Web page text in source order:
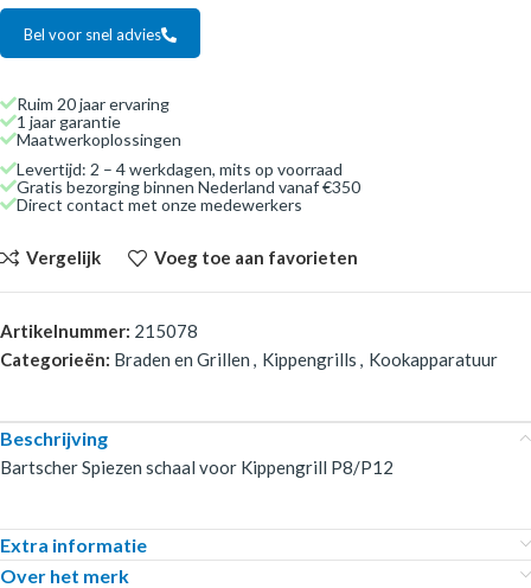
Bel voor snel advies
Ruim 20 jaar ervaring
1 jaar garantie
Maatwerkoplossingen
Levertijd: 2 – 4 werkdagen, mits op voorraad
Gratis bezorging binnen Nederland vanaf €350
Direct contact met onze medewerkers
Vergelijk Voeg toe aan favorieten
Artikelnummer: 215078
Categorieën: Braden en Grillen , Kippengrills , Kookapparatuur
Beschrijving
Bartscher Spiezen schaal voor Kippengrill P8/P12
Extra informatie
Over het merk